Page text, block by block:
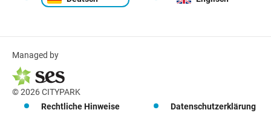
Managed by
© 2026 CITYPARK
Rechtliche Hinweise
Datenschutzerklärung